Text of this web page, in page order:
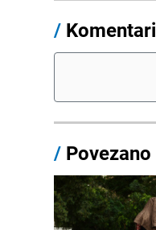
/ Komentari
/ Povezano